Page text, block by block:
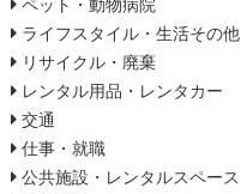
ペット・動物病院
ライフスタイル・生活その他
リサイクル・廃棄
レンタル用品・レンタカー
交通
仕事・就職
公共施設・レンタルスペース